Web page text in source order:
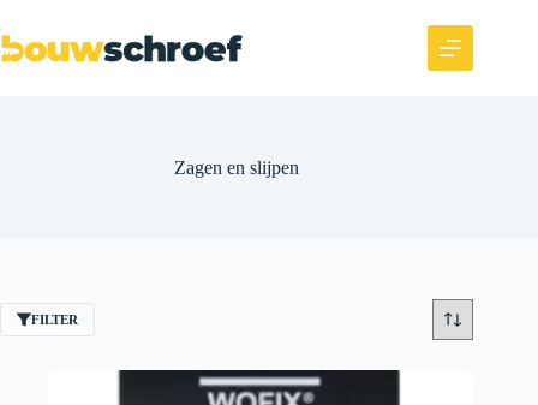
Zagen en slijpen
FILTER